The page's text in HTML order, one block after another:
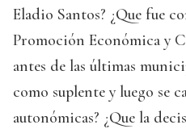
Eladio Santos? ¿Que fue
Promoción Económica y
antes de las últimas
como suplente y luego se
autonómicas? ¿Que la